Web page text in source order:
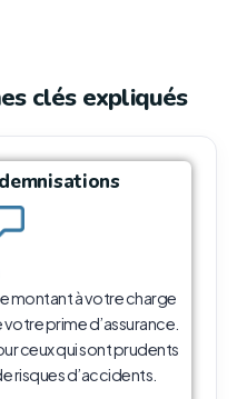
clés expliqués
montant à votre charge
votre prime d’assurance.
ceux qui sont prudents
risques d’accidents.